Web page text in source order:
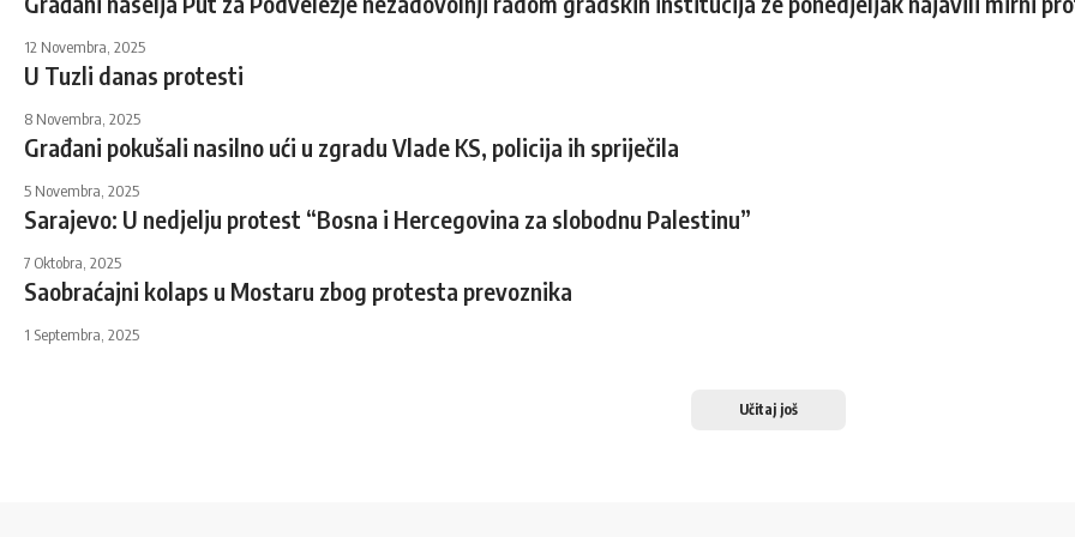
12 Novembra, 2025
U Tuzli danas protesti
8 Novembra, 2025
Građani pokušali nasilno ući u zgradu Vlade KS, policija ih spriječila
5 Novembra, 2025
Sarajevo: U nedjelju protest “Bosna i Hercegovina za slobodnu Palestinu”
7 Oktobra, 2025
Saobraćajni kolaps u Mostaru zbog protesta prevoznika
1 Septembra, 2025
Učitaj još